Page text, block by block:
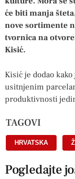
će biti manja
nove sortimente
tvornica na
Kisić.
Kisić je dodao
usitnjenim
produktivnosti
TAGOVI
HRVATSKA
Pogledajte